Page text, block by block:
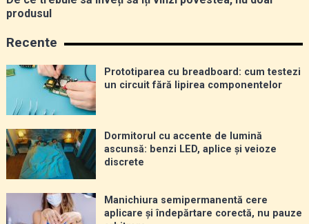
produsul
Recente
Prototiparea cu breadboard: cum testezi
un circuit fără lipirea componentelor
Dormitorul cu accente de lumină
ascunsă: benzi LED, aplice și veioze
discrete
Manichiura semipermanentă cere
aplicare și îndepărtare corectă, nu pauze